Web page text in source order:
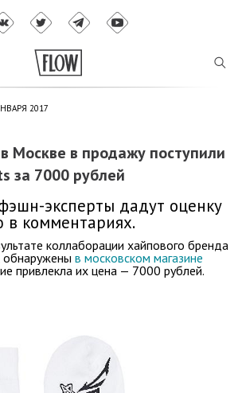
2017
Москве в продажу поступили
за 7000 рублей
эксперты дадут оценку
в комментариях.
коллаборации хайпового бренда
обнаружены в московском магазине
привлекла их цена — 7000 рублей.